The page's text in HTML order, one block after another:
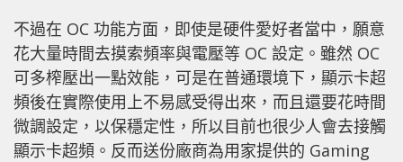
不過在 OC 功能方面，即使是硬件愛好者當中，願意
花大量時間去摸索頻率與電壓等 OC 設定。雖然 OC
可多榨壓出一點效能，可是在普通環境下，顯示卡超
頻後在實際使用上不易感受得出來，而且還要花時間
微調設定，以保穩定性，所以目前也很少人會去接觸
顯示卡超頻。反而送份廠商為用家提供的 Gaming